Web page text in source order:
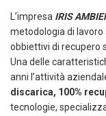
L’impresa IRIS
metodologia di
obbiettivi di recupero
Una delle
anni l’attività
discarica, 100%
tecnologie,